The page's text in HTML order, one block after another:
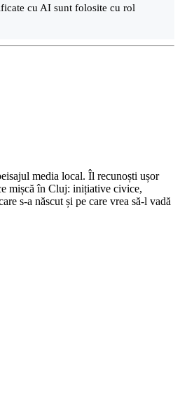
cu AI sunt folosite cu rol
media local. Îl recunoști ușor
mișcă în Cluj: inițiative civice,
s-a născut și pe care vrea să-l vadă